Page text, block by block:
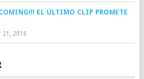
EL ÚLTIMO CLIP PROMETE
21, 2016